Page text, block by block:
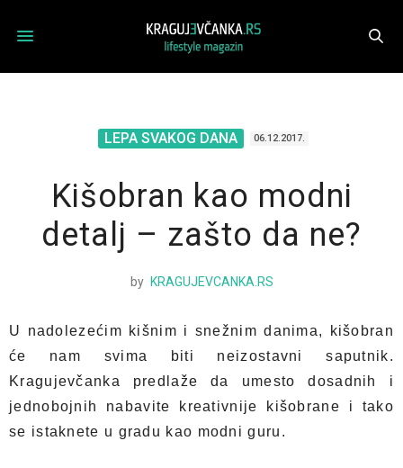
LEPA SVAKOG DANA 06.12.2017.
Kišobran kao modni
detalj – zašto da ne?
by KRAGUJEVCANKA.RS
U nadolezećim kišnim i snežnim danima, kišobran
će nam svima biti neizostavni saputnik.
Kragujevčanka predlaže da umesto dosadnih i
jednobojnih nabavite kreativnije kišobrane i tako
se istaknete u gradu kao modni guru.